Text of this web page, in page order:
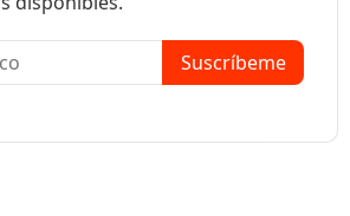
Suscríbeme